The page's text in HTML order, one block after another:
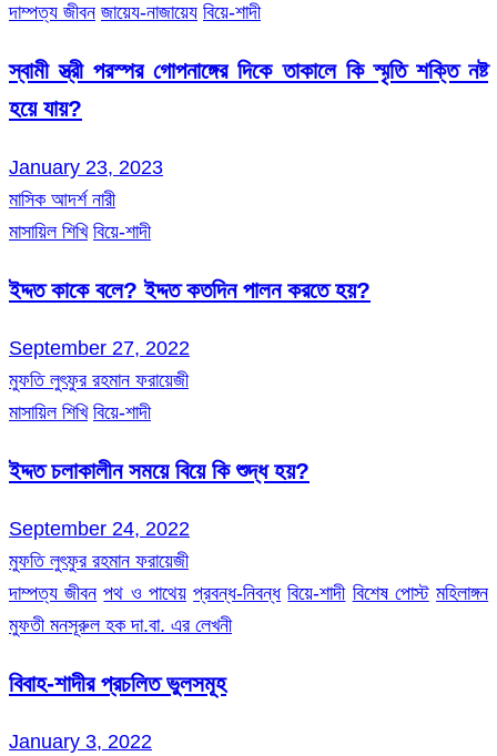
দাম্পত্য জীবন জায়েয-নাজায়েয বিয়ে-শাদী
স্বামী স্ত্রী পরস্পর গোপনাঙ্গের দিকে তাকালে কি স্মৃতি শক্তি নষ্ট
হয়ে যায়?
January 23, 2023
মাসিক আদর্শ নারী
মাসায়িল শিখি বিয়ে-শাদী
ইদ্দত কাকে বলে? ইদ্দত কতদিন পালন করতে হয়?
September 27, 2022
মুফতি লুৎফুর রহমান ফরায়েজী
মাসায়িল শিখি বিয়ে-শাদী
ইদ্দত চলাকালীন সময়ে বিয়ে কি শুদ্ধ হয়?
September 24, 2022
মুফতি লুৎফুর রহমান ফরায়েজী
দাম্পত্য জীবন পথ ও পাথেয় প্রবন্ধ-নিবন্ধ বিয়ে-শাদী বিশেষ পোস্ট মহিলাঙ্গন
মুফতী মনসূরুল হক দা.বা. এর লেখনী
বিবাহ-শাদীর প্রচলিত ভুলসমূহ
January 3, 2022